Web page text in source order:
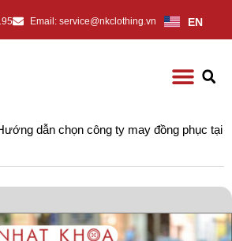
Email: service@nkclothing.vn EN
dẫn chọn công ty may đồng phục tại